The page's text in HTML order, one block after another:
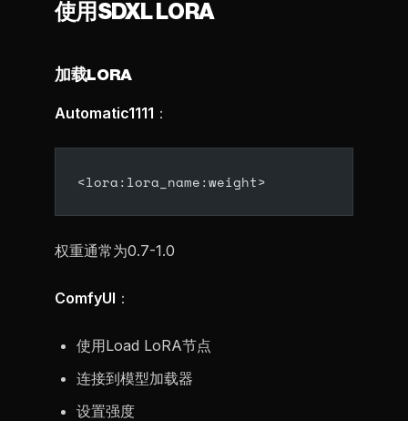
使用SDXL LORA
加载LORA
Automatic1111 ：
<lora:lora_name:weight>
权重通常为0.7-1.0
ComfyUI ：
使用Load LoRA节点
连接到模型加载器
设置强度